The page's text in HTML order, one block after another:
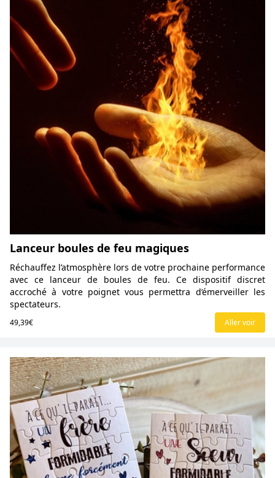
Lanceur boules de feu magiques
Réchauffez l’atmosphère lors de votre prochaine performance
avec ce lanceur de boules de feu. Ce dispositif discret
accroché à votre poignet vous permettra d’émerveiller les
spectateurs.
49,39€ Aller voir